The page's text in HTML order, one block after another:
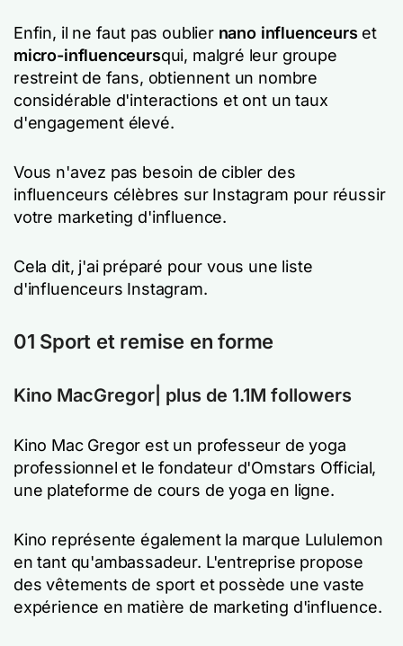
Enfin, il ne faut pas oubliernano influenceurs et
micro-influenceursqui, malgré leur groupe
restreint de fans, obtiennent un nombre
considérable d'interactions et ont un taux
d'engagement élevé.
Vous n'avez pas besoin de cibler des
influenceurs célèbres sur Instagram pour réussir
votre marketing d'influence.
Cela dit, j'ai préparé pour vous une liste
d'influenceurs Instagram.
01 Sport et remise en forme
Kino MacGregor| plus de 1.1M followers
Kino Mac Gregor est un professeur de yoga
professionnel et le fondateur d'Omstars Official,
une plateforme de cours de yoga en ligne.
Kino représente également la marque Lululemon
en tant qu'ambassadeur. L'entreprise propose
des vêtements de sport et possède une vaste
expérience en matière de marketing d'influence.